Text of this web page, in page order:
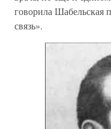
говорила Шабельская
связь».